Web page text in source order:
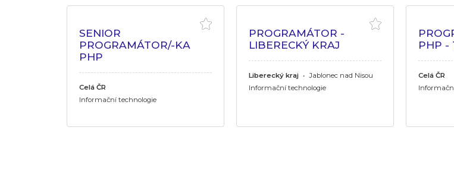
SENIOR
PROGRAMÁTOR/-KA
PHP
Celá ČR
Informační technologie
PROGRAMÁTOR -
LIBERECKÝ KRAJ
Liberecký kraj • Jablonec nad Nisou
Informační technologie
PHP -
Celá ČR